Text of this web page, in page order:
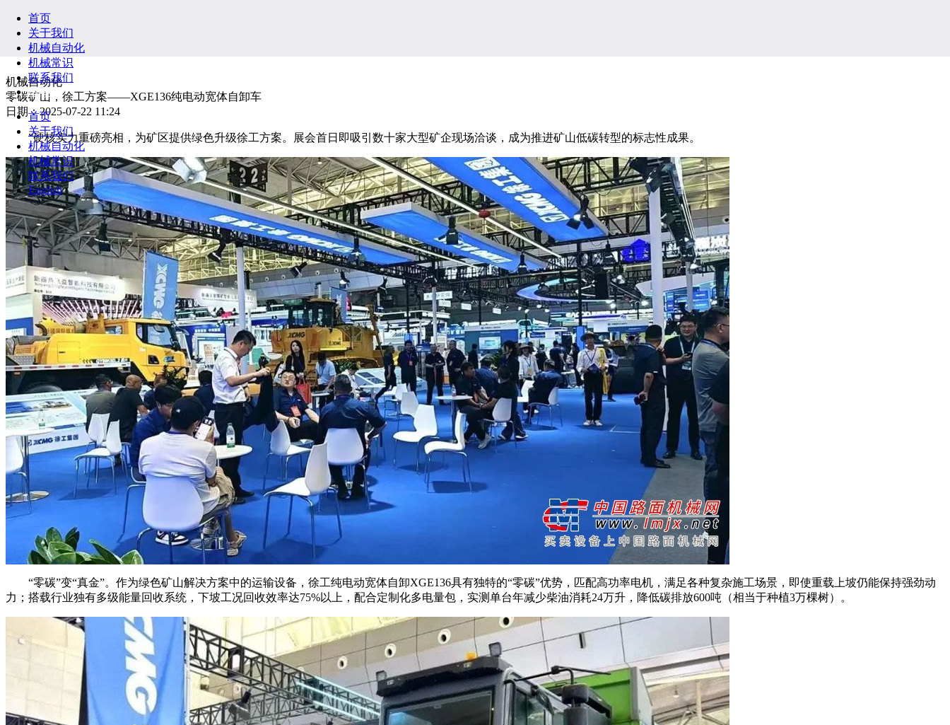
首页
关于我们
机械自动化
机械常识
联系我们
English
首页
关于我们
机械自动化
机械常识
联系我们
English
机械自动化
零碳矿山，徐工方案——XGE136纯电动宽体自卸车
日期：2025-07-22 11:24
”硬核实力重磅亮相，为矿区提供绿色升级徐工方案。展会首日即吸引数十家大型矿企现场洽谈，成为推进矿山低碳转型的标志性成果。
“零碳”变“真金”。作为绿色矿山解决方案中的运输设备，徐工纯电动宽体自卸XGE136具有独特的“零碳”优势，匹配高功率电机，满足各种复杂施工场景，即使重载上坡仍能保持强劲动
力；搭载行业独有多级能量回收系统，下坡工况回收效率达75%以上，配合定制化多电量包，实测单台年减少柴油消耗24万升，降低碳排放600吨（相当于种植3万棵树）。